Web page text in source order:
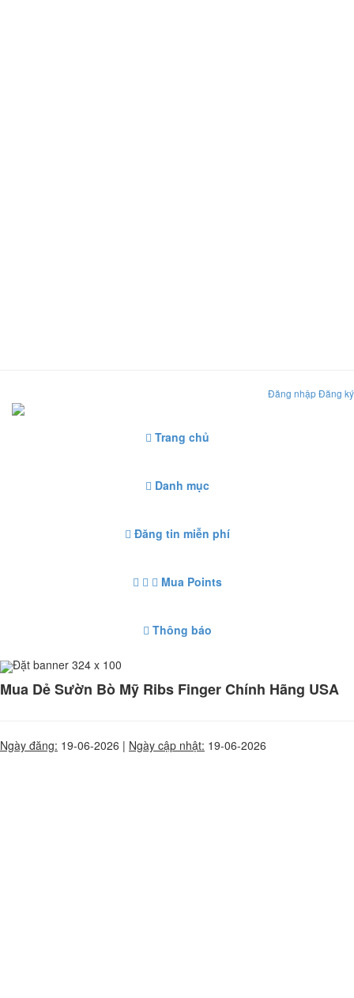
Đăng nhậpĐăng ký
Trang chủ
Danh mục
Đăng tin miễn phí
Mua Points
Thông báo
Đặt banner 324 x 100
Mua Dẻ Sườn Bò Mỹ Ribs Finger Chính Hãng USA
Ngày đăng: 19-06-2026 | Ngày cập nhật: 19-06-2026